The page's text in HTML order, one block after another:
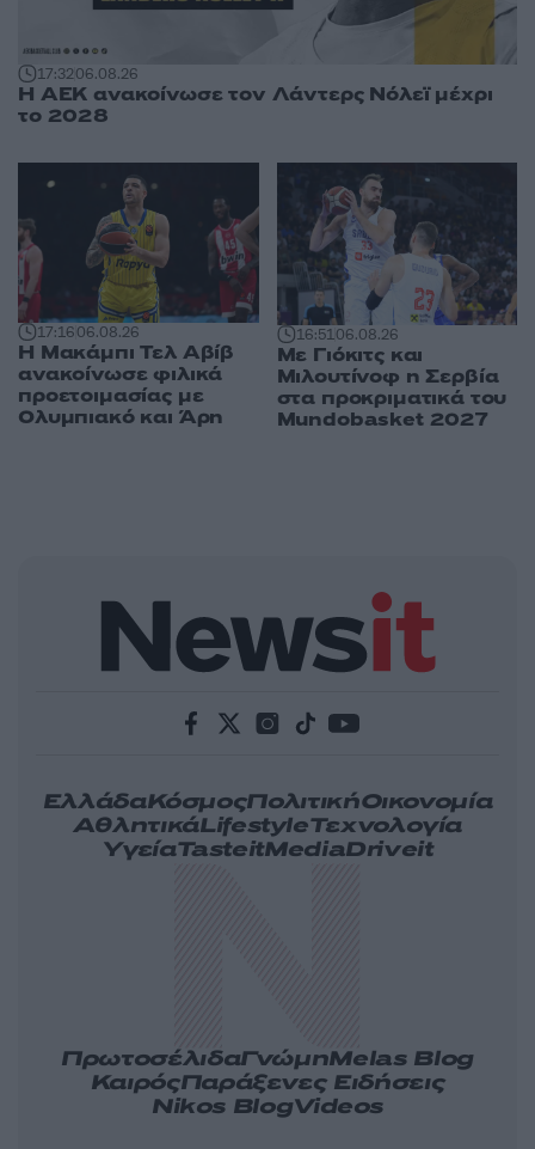
17:3206.08.26
Η ΑΕΚ ανακοίνωσε τον Λάντερς Νόλεϊ μέχρι
το 2028
17:1606.08.26
Η Μακάμπι Τελ Αβίβ
ανακοίνωσε φιλικά
προετοιμασίας με
Ολυμπιακό και Άρη
16:5106.08.26
Με Γιόκιτς και
Μιλουτίνοφ η Σερβία
στα προκριματικά του
Mundobasket 2027
ΕλλάδαΚόσμοςΠολιτικήΟικονομία
ΑθλητικάLifestyleΤεχνολογία
ΥγείαTasteitMediaDriveit
ΠρωτοσέλιδαΓνώμηMelas Blog
ΚαιρόςΠαράξενες Ειδήσεις
Nikos BlogVideos